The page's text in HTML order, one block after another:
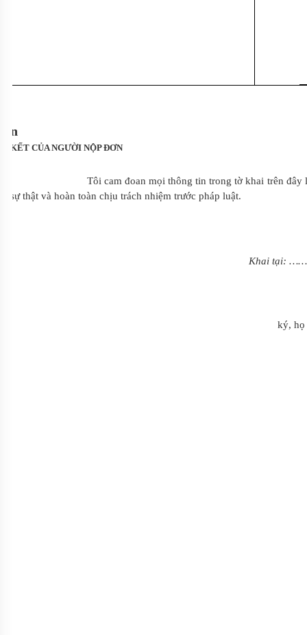
n
KẾT CỦA NGƯỜI NỘP ĐƠN
Tôi cam đoan mọi thông tin trong tờ khai trên đây là
sự thật và hoàn toàn chịu trách nhiệm trước pháp luật.
Khai tại:
ký, họ